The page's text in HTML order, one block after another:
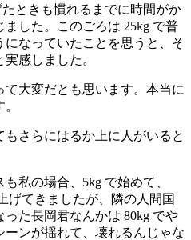
たときも慣れるまでに時間がか
した。このごろは 25kg で普
なっていたことを思うと、そ
感しました。
大変だとも思います。本当に
さらにはるか上に人がいると
私の場合、5kg で始めて、
げてきましたが、隣の人間国
た長岡君なんかは 80kg でや
ンが揺れて、壊れるんじゃな